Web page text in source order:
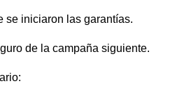
se iniciaron las garantías.
de la campaña siguiente.